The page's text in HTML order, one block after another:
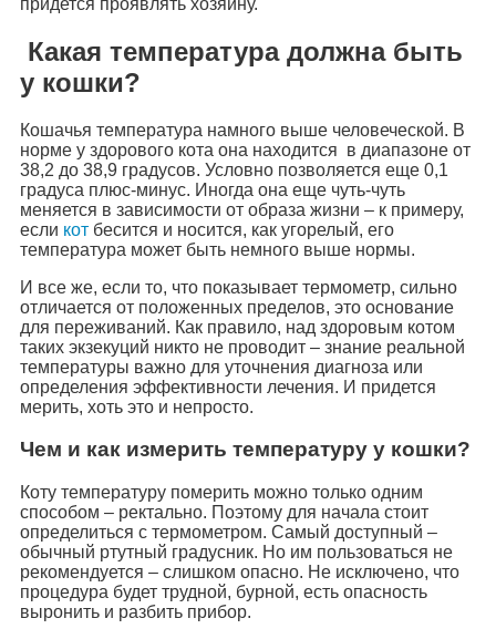
придется проявлять хозяину.
Какая температура должна быть
у кошки?
Кошачья температура намного выше человеческой. В
норме у здорового кота она находится в диапазоне от
38,2 до 38,9 градусов. Условно позволяется еще 0,1
градуса плюс-минус. Иногда она еще чуть-чуть
меняется в зависимости от образа жизни – к примеру,
если кот бесится и носится, как угорелый, его
температура может быть немного выше нормы.
И все же, если то, что показывает термометр, сильно
отличается от положенных пределов, это основание
для переживаний. Как правило, над здоровым котом
таких экзекуций никто не проводит – знание реальной
температуры важно для уточнения диагноза или
определения эффективности лечения. И придется
мерить, хоть это и непросто.
Чем и как измерить температуру у кошки?
Коту температуру померить можно только одним
способом – ректально. Поэтому для начала стоит
определиться с термометром. Самый доступный –
обычный ртутный градусник. Но им пользоваться не
рекомендуется – слишком опасно. Не исключено, что
процедура будет трудной, бурной, есть опасность
выронить и разбить прибор.